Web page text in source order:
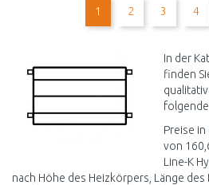
Vergleichen
1 2 3 4
In der
finden
Preise
von
Line-K
nach Höhe des Heizkörpers, Länge des